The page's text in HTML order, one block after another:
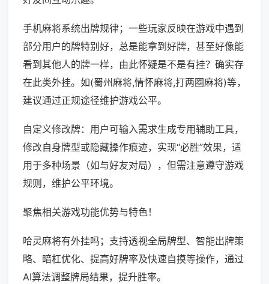
手机麻将系统出牌规律；一些玩家反映在游戏中遇到
部分用户的牌特别好，总是能拿到好牌，甚至好像能
看到其他人的牌一样，由此怀疑是不是有挂？确实存
在此类外挂。如(蜀州麻将,情怀麻将,打两圈麻将)等，
建议通过正规途径维护游戏公平。
自定义修改牌：用户可输入需求生成专用辅助工具，
修改自身牌型或隐藏操作痕迹，实现“必胜”效果，适
用于多种场景（如与好友对局），但需注意遵守游戏
规则，维护公平环境。
聚焦相关游戏功能优势与特色！
哈灵麻将有外挂吗；支持透视全局牌型、智能出牌策
略、暗杠优化、提高好牌率及快速自摸等操作，通过
AI算法调整牌局结果，提升胜率。